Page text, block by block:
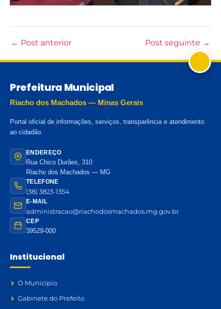
← Post anterior Post seguinte →
Prefeitura Municipal
Riacho dos Machados — Minas Gerais
Portal oficial de informações, serviços, transparência e atendimento
ao cidadão.
ENDEREÇO
Rua Chico Durães, 310
Riacho dos Machados — MG
TELEFONE
(38) 3823-1354
E-MAIL
administracao@riachodosmachados.mg.gov.br
CEP
39529-000
Institucional
O Município
Gabinete do Prefeito